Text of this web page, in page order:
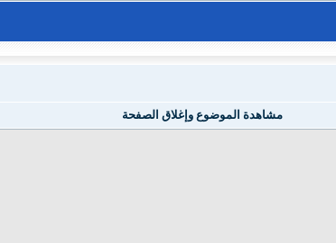
مشاهدة الموضوع وإغلاق الصفحة